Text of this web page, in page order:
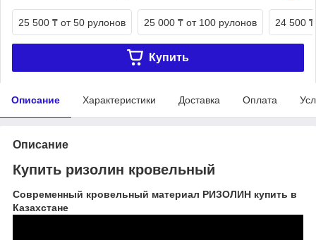
25 500 ₸ от 50 рулонов 25 000 ₸ от 100 рулонов 24 500 ₸
Купить
Описание Характеристики Доставка Оплата
Описание
Купить ризолин кровельный
Современный кровельный материал РИЗОЛИН купить в
Казахстане